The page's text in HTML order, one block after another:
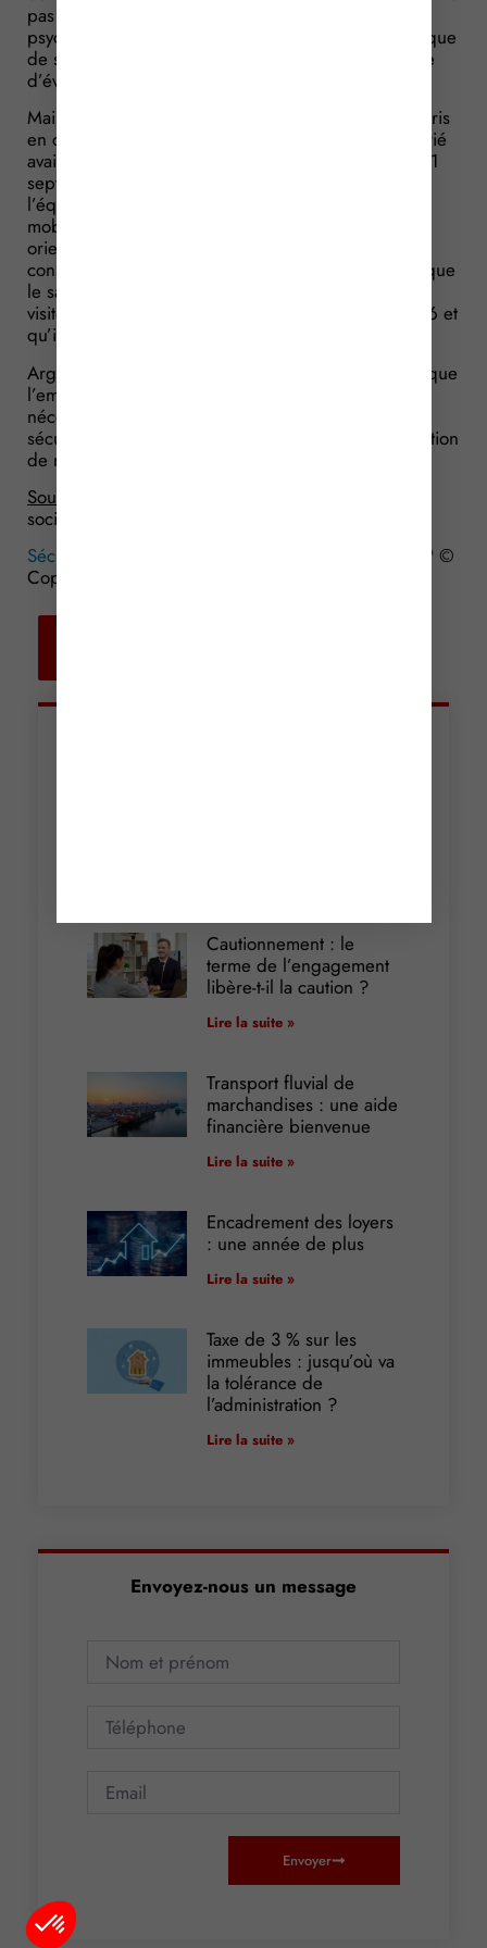
pas lui avoir proposé la mise en place d’un suivi
psychologique et d’avoir omis de mentionner ce risque
de stress post-traumatique dans le document unique
d’évaluation des risques.
Mais l’employeur s’en défend. Il rappelle qu’ayant pris
en compte les événements violents auxquels le salarié
avait été exposé, il avait, au retour de New-York le 11
septembre 2001, fait accueillir celui-ci, comme tout
l’équipage, par l’ensemble du personnel médical
mobilisé pour assurer une présence jour et nuit et
orienter éventuellement les intéressés vers des
consultations psychiatriques. Il rappelle également que
le salarié a été déclaré apte à son poste lors de 4
visites médicales qui ont eu lieu entre 2002 et 2006 et
qu’il a pu exercer ses fonctions sans difficultés.
Arguments qui ont convaincu le juge : il considère que
l’employeur, justifiant avoir pris toutes les mesures
nécessaires, n’a pas manqué à son obligation de
sécurité. Ce qui tendrait à faire évoluer cette obligation
de résultat en une obligation de moyens…
Source :
sociale, du 25 novembre 2015, n° 14-24444
Sécurité des salariés : une obligation… de résultat ? ©
Copyright WebLex – 2015
Cautionnement : le
terme de l’engagement
libère-t-il la caution ?
Lire la suite »
Transport fluvial de
marchandises : une aide
financière bienvenue
Lire la suite »
Encadrement des loyers
: une année de plus
Lire la suite »
Taxe de 3 % sur les
immeubles : jusqu’où va
la tolérance de
l’administration ?
Lire la suite »
Envoyez-nous un message
Envoyer